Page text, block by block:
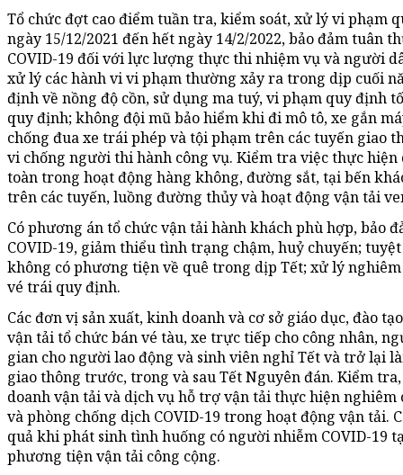
Tổ chức đợt cao điểm tuần tra, kiểm soát, xử lý vi phạm
ngày 15/12/2021 đến hết ngày 14/2/2022, bảo đảm tuân
COVID-19 đối với lực lượng thực thi nhiệm vụ và người
xử lý các hành vi vi phạm thường xảy ra trong dịp cuối
định về nồng độ cồn, sử dụng ma tuý, vi phạm quy định
quy định; không đội mũ bảo hiểm khi đi mô tô, xe gắn
chống đua xe trái phép và tội phạm trên các tuyến giao
vi chống người thi hành công vụ. Kiểm tra việc thực
toàn trong hoạt động hàng không, đường sắt, tại bến
trên các tuyến, luồng đường thủy và hoạt động vận tải
Có phương án tổ chức vận tải hành khách phù hợp, bảo
COVID-19, giảm thiểu tình trạng chậm, huỷ chuyến;
không có phương tiện về quê trong dịp Tết; xử lý
vé trái quy định.
Các đơn vị sản xuất, kinh doanh và cơ sở giáo dục, đào
vận tải tổ chức bán vé tàu, xe trực tiếp cho công nhân,
gian cho người lao động và sinh viên nghỉ Tết và trở lại
giao thông trước, trong và sau Tết Nguyên đán. Kiểm
doanh vận tải và dịch vụ hỗ trợ vận tải thực hiện nghiêm
và phòng chống dịch COVID-19 trong hoạt động vận tải.
quả khi phát sinh tình huống có người nhiễm COVID-19
phương tiện vận tải công cộng.